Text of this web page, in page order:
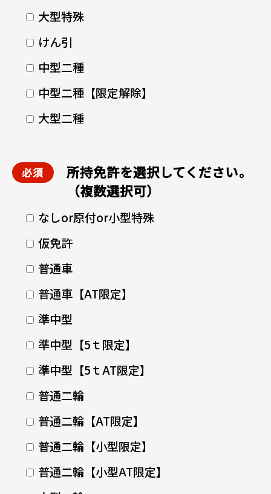
大型特殊
けん引
中型二種
中型二種【限定解除】
大型二種
所持免許を選択してください。
（複数選択可）
なしor原付or小型特殊
仮免許
普通車
普通車【AT限定】
準中型
準中型【5ｔ限定】
準中型【5ｔAT限定】
普通二輪
普通二輪【AT限定】
普通二輪【小型限定】
普通二輪【小型AT限定】